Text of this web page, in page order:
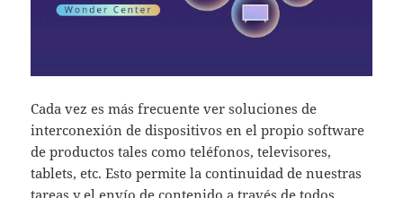
Cada vez es más frecuente ver soluciones de
interconexión de dispositivos en el propio software
de productos tales como teléfonos, televisores,
tablets, etc. Esto permite la continuidad de nuestras
tareas y el envío de contenido a través de todos